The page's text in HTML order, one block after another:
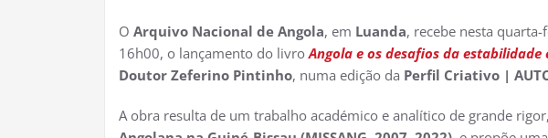
O Arquivo Nacional de Angola, em Luanda, recebe nesta
16h00, o lançamento do livroAngola e os desafios da estabilidade
Doutor Zeferino Pintinho, numa edição da Perfil Criativo |
A obra resulta de um trabalho académico e analítico de grande